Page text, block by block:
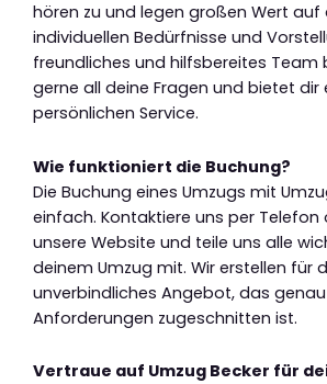
hören zu und legen großen Wert auf
individuellen Bedürfnisse und
freundliches und hilfsbereites
gerne all deine Fragen und bietet dir
persönlichen Service.
Wie funktioniert die Buchung?
Die Buchung eines Umzugs mit
einfach. Kontaktiere uns per Telefon
unsere Website und teile uns alle
deinem Umzug mit. Wir erstellen für
unverbindliches Angebot, das
Anforderungen zugeschnitten ist.
Vertraue auf Umzug Becker für